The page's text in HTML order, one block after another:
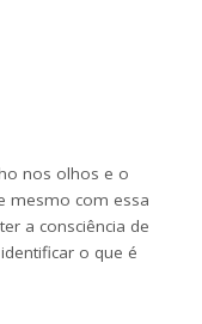
nos olhos e o
mesmo com essa
a consciência de
o que é